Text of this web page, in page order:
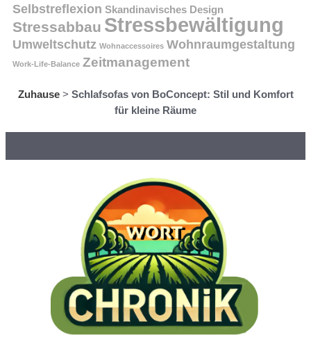
Selbstreflexion Skandinavisches Design
Stressabbau Stressbewältigung
Umweltschutz Wohnaccessoires Wohnraumgestaltung
Work-Life-Balance Zeitmanagement
Zuhause> Schlafsofas von BoConcept: Stil und Komfort
für kleine Räume